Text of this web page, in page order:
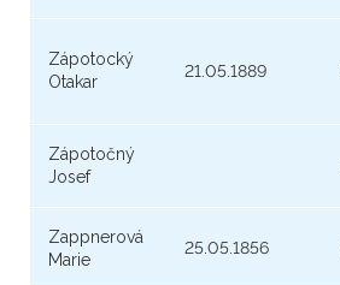
Zápotocký
Otakar
21.05.1889
Zápotočný
Josef
Zappnerová
Marie
25.05.1856